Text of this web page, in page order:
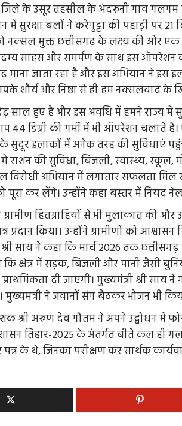
जिले के उसूर तहसील के अंदरूनी गांव गलगम
में सुरक्षा बलों ने करेगुट्टा की पहाड़ी पर
नक्सल मुक्त छत्तीसगढ़ के लक्ष्य की ओर
साहस और समर्पण के साथ इस
जाता रहा है और इस अभियान ने इस
शौर्य और निष्ठा से ही हम नक्सलवाद के
साल हुए हैं और इस अवधि में हमने राज्य में
डिग्री की गर्मी में भी ऑपरेशन चलाते
सुदूर इलाकों में अनेक तरह की सुविधाएं
की सुविधा, बिजली, स्वास्थ्य, स्कूल,
विरोधी अभियान में लगातार सफलता
कर लेंगे। उन्होंने कहा बस्तर में नियद
हितग्राहियों से भी मुलाकात की
प्रदान किया। उन्होंने ग्रामीणों को
साय ने कहा कि मार्च 2026 तक
कि क्षेत्र में सड़क, बिजली और पानी जैसी
प्राथमिकता दी जाएगी। मुख्यमंत्री
ने जवानों संग बैठकर भोजन भी
अरुण देव गौतम ने अपने उद्बोधन में फोर्स
तिहार-2025 के अंतर्गत बीते कल
के थे, जिनका परीक्षण कर सार्थक